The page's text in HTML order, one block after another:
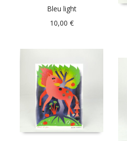
Bleu light
10,00 €